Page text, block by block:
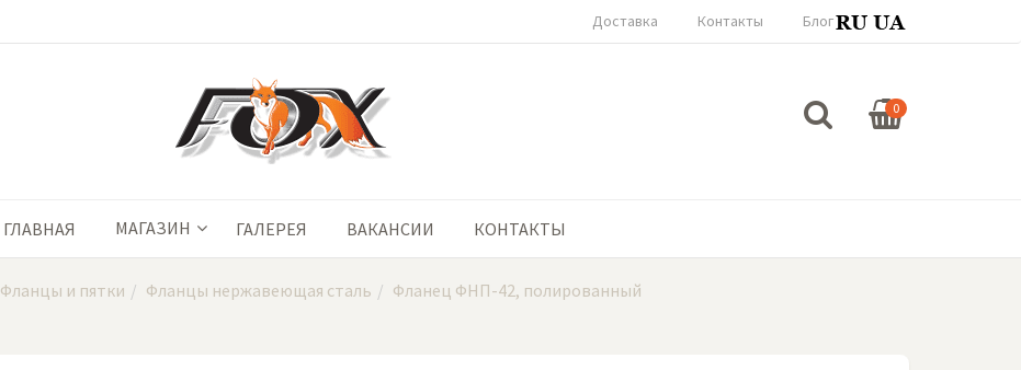
Доставка Контакты Блог
0
ГЛАВНАЯ МАГАЗИН ГАЛЕРЕЯ ВАКАНСИИ КОНТАКТЫ
Фланцы и пятки Фланцы нержавеющая сталь Фланец ФНП-42, полированный